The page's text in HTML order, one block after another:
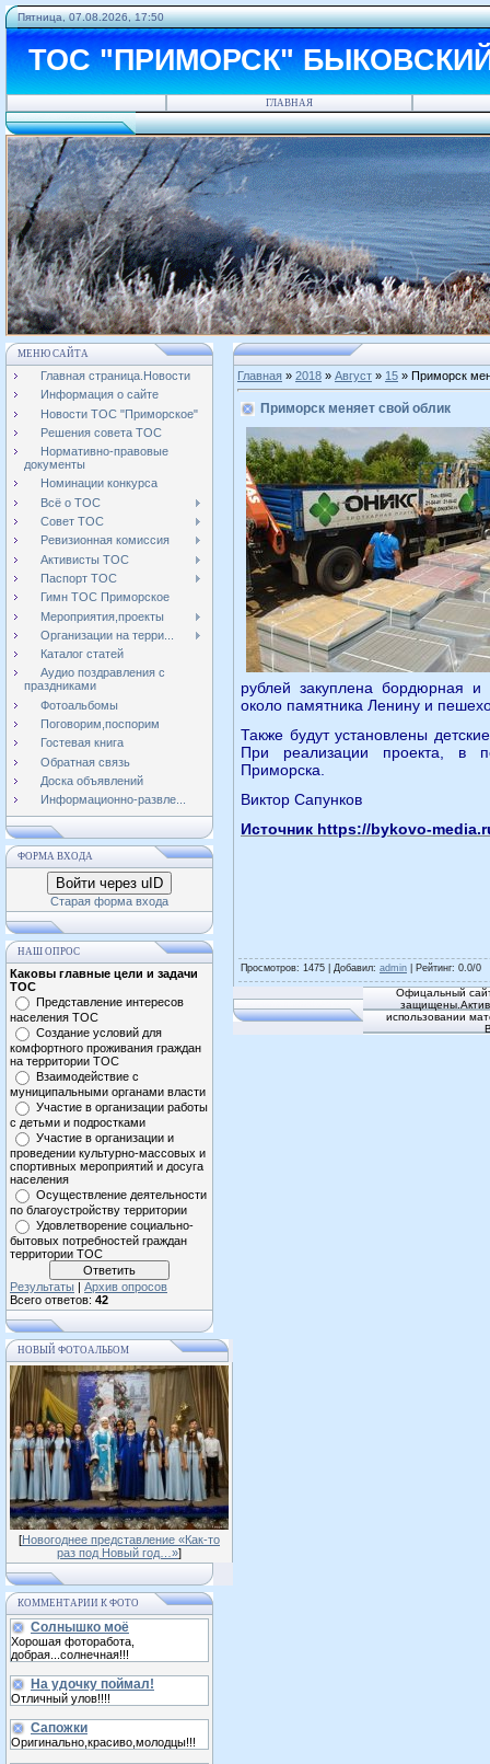
Пятница, 07.08.2026, 17:50
ТОС "ПРИМОРСК"
ГЛАВНАЯ
МЕНЮ САЙТА
Главная страница.Новости
Информация о сайте
Новости ТОС "Приморское"
Решения совета ТОС
Нормативно-правовые
документы
Номинации конкурса
Всё о ТОС
Совет ТОС
Ревизионная комиссия
Активисты ТОС
Паспорт ТОС
Гимн ТОС Приморское
Мероприятия,проекты
Организации на терри...
Каталог статей
Аудио поздравления с
праздниками
Фотоальбомы
Поговорим,поспорим
Гостевая книга
Обратная связь
Доска объявлений
Информационно-развле...
ФОРМА ВХОДА
Войти через uID
Старая форма входа
НАШ ОПРОС
Каковы главные цели и задачи
ТОС
Представление интересов
населения ТОС
Создание условий для
комфортного проживания граждан
на территории ТОС
Взаимодействие с
муниципальными органами власти
Участие в организации работы
с детьми и подростками
Участие в организации и
проведении культурно-массовых и
спортивных мероприятий и досуга
населения
Осуществление деятельности
по благоустройству территории
Удовлетворение социально-
бытовых потребностей граждан
территории ТОС
Результаты | Архив опросов
Всего ответов: 42
НОВЫЙ ФОТОАЛЬБОМ
[Новогоднее представление «Как-то
раз под Новый год…»]
КОММЕНТАРИИ К ФОТО
Солнышко моё
Хорошая фоторабота,
добрая...солнечная!!!
На удочку поймал!
Отличный улов!!!!
Сапожки
Оригинально,красиво,молодцы!!!
Главная » 2018 » Август » 15 » Приморск
Приморск меняет свой облик
рублей закуплена бордюрная и
около памятника Ленину и
Также будут установлены
При реализации проекта, в
Приморска.
Виктор Сапунков
Источник https://bykovo-
Просмотров: 1475 | Добавил: admin Рейтинг: 0.0/0
Офицальный
использовании